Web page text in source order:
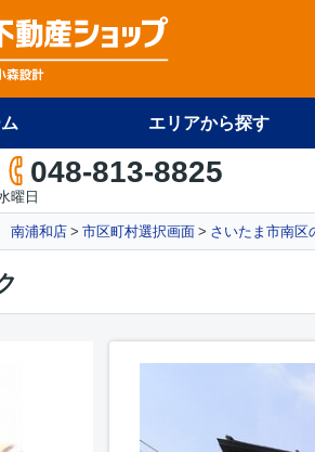
エリアから探す
048-813-8825
曜日
南浦和店 市区町村選択画面 さいたま市南区